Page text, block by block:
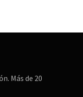
Más de 20